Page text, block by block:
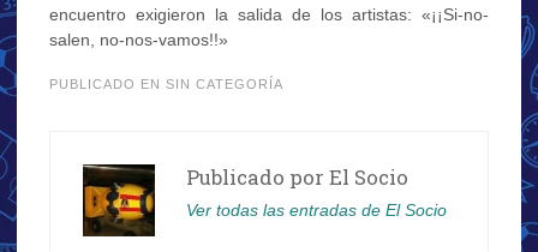
encuentro exigieron la salida de los artistas: «¡¡Si-no-
salen, no-nos-vamos!!»
PUBLICADO EN SIN CATEGORÍA
Publicado por El Socio
Ver todas las entradas de El Socio